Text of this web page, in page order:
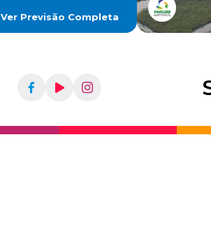
Ver Previsão Completa